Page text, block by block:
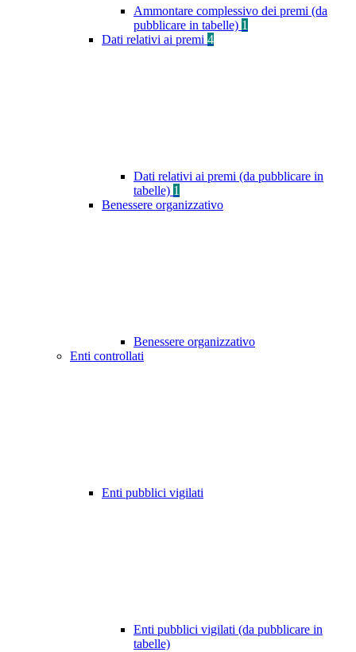
Ammontare complessivo dei premi (da
pubblicare in tabelle) 1
Dati relativi ai premi 4
Dati relativi ai premi (da pubblicare in
tabelle) 1
Benessere organizzativo
Benessere organizzativo
Enti controllati
Enti pubblici vigilati
Enti pubblici vigilati (da pubblicare in
tabelle)